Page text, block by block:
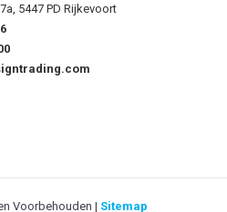
5447 PD Rijkevoort
Voorbehouden | Sitemap